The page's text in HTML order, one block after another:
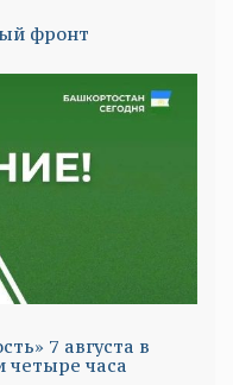
фронт
7 августа в
четыре часа